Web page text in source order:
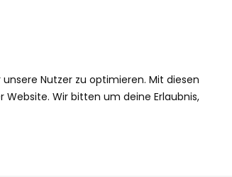
Nutzer zu optimieren. Mit diesen
Wir bitten um deine Erlaubnis,